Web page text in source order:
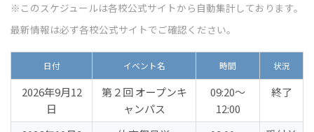
※このスケジュールは各校公式サイトから自動集計しております。
最新情報は必ず各校公式サイトでご確認ください。
日付 イベント名 時間 状況
2026年9月12
日
第２回 オープンキ
ャンパス
09:20〜
12:00
終了